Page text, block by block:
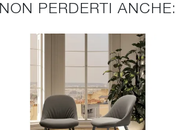
NON PERDERTI ANCHE: